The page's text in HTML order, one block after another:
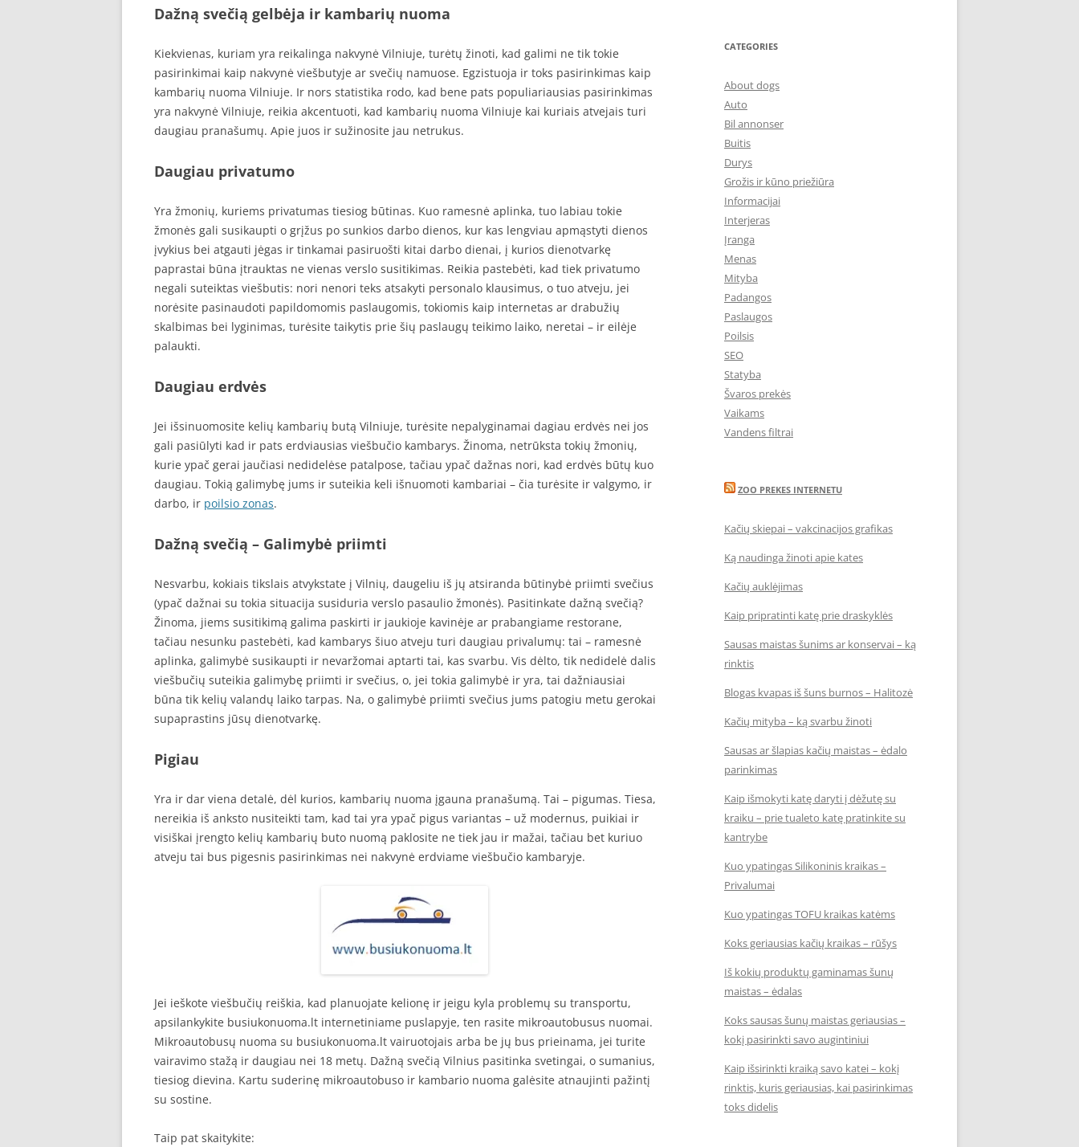
Dažną svečią gelbėja ir kambarių nuoma
Kiekvienas, kuriam yra reikalinga nakvynė Vilniuje, turėtų žinoti, kad galimi ne tik tokie
pasirinkimai kaip nakvynė viešbutyje ar svečių namuose. Egzistuoja ir toks pasirinkimas kaip
kambarių nuoma Vilniuje. Ir nors statistika rodo, kad bene pats populiariausias pasirinkimas
yra nakvynė Vilniuje, reikia akcentuoti, kad kambarių nuoma Vilniuje kai kuriais atvejais turi
daugiau pranašumų. Apie juos ir sužinosite jau netrukus.
Daugiau privatumo
Yra žmonių, kuriems privatumas tiesiog būtinas. Kuo ramesnė aplinka, tuo labiau tokie
žmonės gali susikaupti o grįžus po sunkios darbo dienos, kur kas lengviau apmąstyti dienos
įvykius bei atgauti jėgas ir tinkamai pasiruošti kitai darbo dienai, į kurios dienotvarkę
paprastai būna įtrauktas ne vienas verslo susitikimas. Reikia pastebėti, kad tiek privatumo
negali suteiktas viešbutis: nori nenori teks atsakyti personalo klausimus, o tuo atveju, jei
norėsite pasinaudoti papildomomis paslaugomis, tokiomis kaip internetas ar drabužių
skalbimas bei lyginimas, turėsite taikytis prie šių paslaugų teikimo laiko, neretai – ir eilėje
palaukti.
Daugiau erdvės
Jei išsinuomosite kelių kambarių butą Vilniuje, turėsite nepalyginamai dagiau erdvės nei jos
gali pasiūlyti kad ir pats erdviausias viešbučio kambarys. Žinoma, netrūksta tokių žmonių,
kurie ypač gerai jaučiasi nedidelėse patalpose, tačiau ypač dažnas nori, kad erdvės būtų kuo
daugiau. Tokią galimybę jums ir suteikia keli išnuomoti kambariai – čia turėsite ir valgymo, ir
darbo, ir poilsio zonas.
Dažną svečią – Galimybė priimti
Nesvarbu, kokiais tikslais atvykstate į Vilnių, daugeliu iš jų atsiranda būtinybė priimti svečius
(ypač dažnai su tokia situacija susiduria verslo pasaulio žmonės). Pasitinkate dažną svečią?
Žinoma, jiems susitikimą galima paskirti ir jaukioje kavinėje ar prabangiame restorane,
tačiau nesunku pastebėti, kad kambarys šiuo atveju turi daugiau privalumų: tai – ramesnė
aplinka, galimybė susikaupti ir nevaržomai aptarti tai, kas svarbu. Vis dėlto, tik nedidelė dalis
viešbučių suteikia galimybę priimti ir svečius, o, jei tokia galimybė ir yra, tai dažniausiai
būna tik kelių valandų laiko tarpas. Na, o galimybė priimti svečius jums patogiu metu gerokai
supaprastins jūsų dienotvarkę.
Pigiau
Yra ir dar viena detalė, dėl kurios, kambarių nuoma įgauna pranašumą. Tai – pigumas. Tiesa,
nereikia iš anksto nusiteikti tam, kad tai yra ypač pigus variantas – už modernus, puikiai ir
visiškai įrengto kelių kambarių buto nuomą paklosite ne tiek jau ir mažai, tačiau bet kuriuo
atveju tai bus pigesnis pasirinkimas nei nakvynė erdviame viešbučio kambaryje.
Jei ieškote viešbučių reiškia, kad planuojate kelionę ir jeigu kyla problemų su transportu,
apsilankykite busiukonuoma.lt internetiniame puslapyje, ten rasite mikroautobusus nuomai.
Mikroautobusų nuoma su busiukonuoma.lt vairuotojais arba be jų bus prieinama, jei turite
vairavimo stažą ir daugiau nei 18 metų. Dažną svečią Vilnius pasitinka svetingai, o sumanius,
tiesiog dievina. Kartu suderinę mikroautobuso ir kambario nuoma galėsite atnaujinti pažintį
su sostine.
Taip pat skaitykite:
CATEGORIES
About dogs
Auto
Bil annonser
Buitis
Durys
Grožis ir kūno priežiūra
Informacijai
Interjeras
Įranga
Menas
Mityba
Padangos
Paslaugos
Poilsis
SEO
Statyba
Švaros prekės
Vaikams
Vandens filtrai
ZOO PREKES INTERNETU
Kačių skiepai – vakcinacijos grafikas
Ką naudinga žinoti apie kates
Kačių auklėjimas
Kaip pripratinti katę prie draskyklės
Sausas maistas šunims ar konservai – ką
rinktis
Blogas kvapas iš šuns burnos – Halitozė
Kačių mityba – ką svarbu žinoti
Sausas ar šlapias kačių maistas – ėdalo
parinkimas
Kaip išmokyti katę daryti į dėžutę su
kraiku – prie tualeto katę pratinkite su
kantrybe
Kuo ypatingas Silikoninis kraikas –
Privalumai
Kuo ypatingas TOFU kraikas katėms
Koks geriausias kačių kraikas – rūšys
Iš kokių produktų gaminamas šunų
maistas – ėdalas
Koks sausas šunų maistas geriausias –
kokį pasirinkti savo augintiniui
Kaip išsirinkti kraiką savo katei – kokį
rinktis, kuris geriausias, kai pasirinkimas
toks didelis